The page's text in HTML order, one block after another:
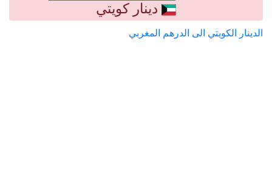
دينار كويتي
الدينار الكويتي الى الدرهم المغربي